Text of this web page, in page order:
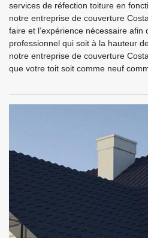
services de réfection toiture en
notre entreprise de couverture
faire et l’expérience nécessaire
professionnel qui soit à la hauteur
notre entreprise de couverture
que votre toit soit comme neuf